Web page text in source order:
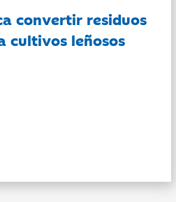
convertir residuos
cultivos leñosos